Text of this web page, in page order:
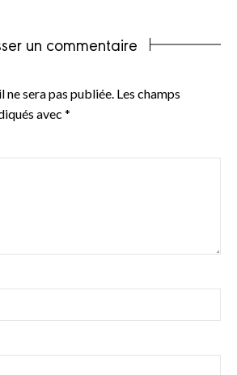
un commentaire
ne sera pas publiée. Les champs
avec *